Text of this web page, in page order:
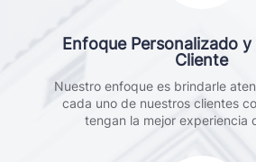
Enfoque Personalizado
Cliente
Nuestro enfoque es brindarle
cada uno de nuestros clientes
tengan la mejor experiencia